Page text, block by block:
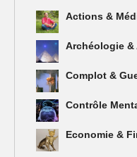
Actions &
Archéologie &
Complot &
Contrôle
Economie &